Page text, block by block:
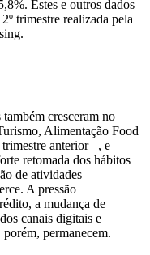
Estes e outros dados
trimestre realizada pela
cresceram no
Alimentação Food
anterior –, e
retomada dos hábitos
de atividades
A pressão
a mudança de
canais digitais e
permanecem.